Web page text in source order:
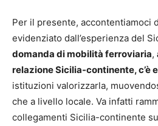
Per il presente, accontentiamoci
evidenziato dall’esperienza del
domanda di mobilità ferroviaria,
relazione Sicilia-continente, c’è
istituzioni valorizzarla,
che a livello locale. Va infatti
collegamenti Sicilia-continente